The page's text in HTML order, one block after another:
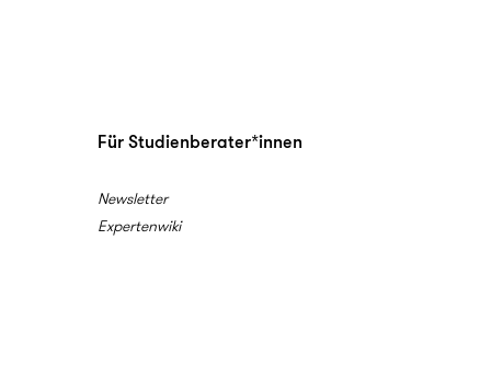
Für Studienberater*innen
Newsletter
Expertenwiki